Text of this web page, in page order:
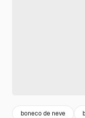
boneco de neve